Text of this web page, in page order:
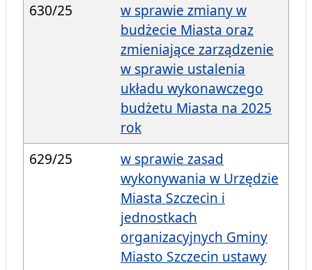
630/25
w sprawie zmiany w
budżecie Miasta oraz
zmieniające zarządzenie
w sprawie ustalenia
układu wykonawczego
budżetu Miasta na 2025
rok
629/25
w sprawie zasad
wykonywania w Urzędzie
Miasta Szczecin i
jednostkach
organizacyjnych Gminy
Miasto Szczecin ustawy